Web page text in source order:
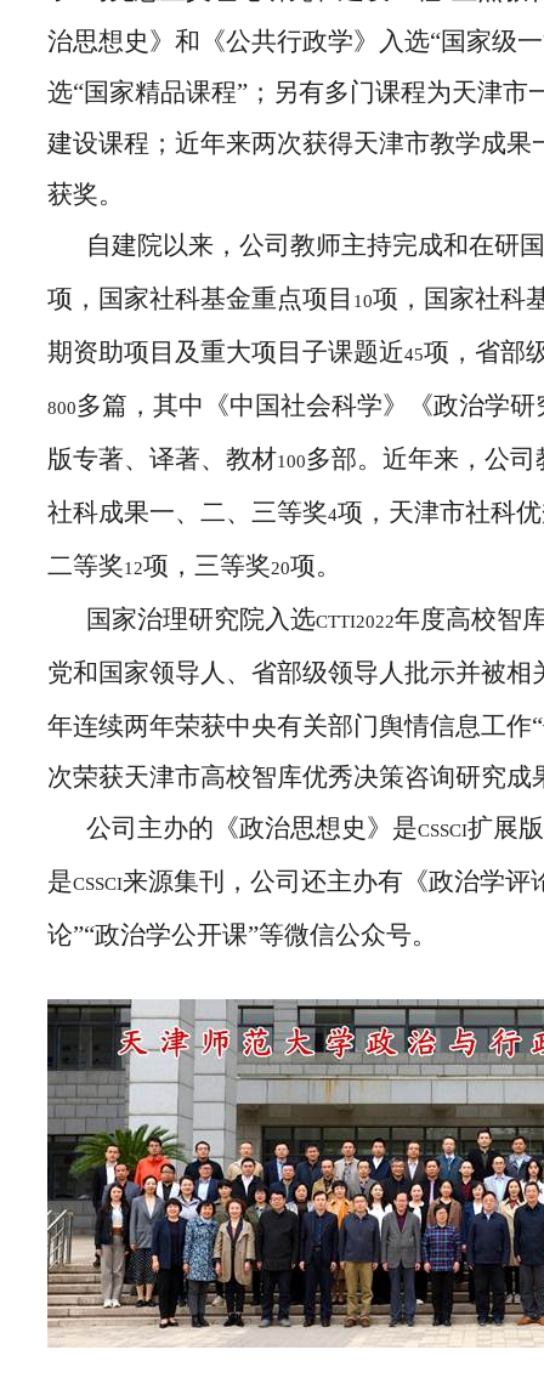
治思想史》和《公共行政学》入选“国家级
选“国家精品课程”；另有多门课程为天津
建设课程；近年来两次获得天津市教学成
获奖。
自建院以来，公司教师主持完成和在研
项，国家社科基金重点项目 10项，国家社科
期资助项目及重大项目子课题近45项，省部
800多篇，其中《中国社会科学》《政治学
版专著、译著、教材100多部。近年来，公
社科成果一、二、三等奖4项，天津市社科
二等奖12项，三等奖20项。
国家治理研究院入选CTTI2022年度高校智
党和国家领导人、省部级领导人批示并被相
年连续两年荣获中央有关部门舆情信息工作
次荣获天津市高校智库优秀决策咨询研究成
公司主办的《政治思想史》是CSSCI扩展
是CSSCI来源集刊，公司还主办有《政治学评
论”“政治学公开课”等微信公众号。